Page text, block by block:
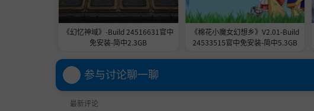
《幻忆神域》-Build 24516631官中
免安装-简中2.3GB
《棉花小魔女幻想乡》V2.01-Build
24533515官中免安装-简中5.3GB
参与讨论聊一聊
最新评论